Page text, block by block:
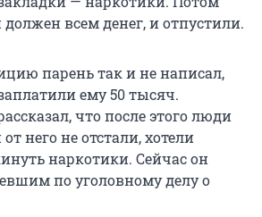
всем денег, и отпустили.
парень так и не написал,
ему50 тысяч.
что после этого люди
него не отстали, хотели
наркотики. Сейчас он
по уголовному делу о